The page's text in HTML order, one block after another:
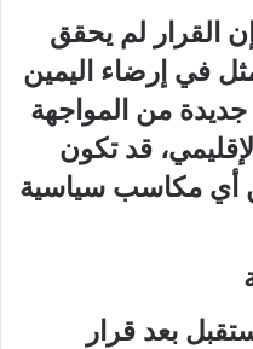
القرار لم يحقق
في إرضاء اليمين
جديدة من المواجهة
قد تكون
أي مكاسب سياسية
بعد قرار